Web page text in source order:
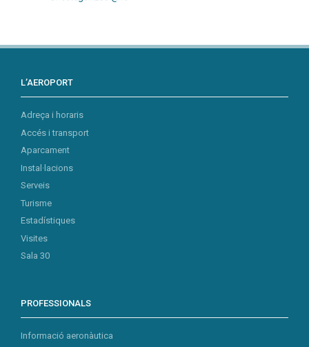
L’AEROPORT
Adreça i horaris
Accés i transport
Aparcament
Instal·lacions
Serveis
Turisme
Estadístiques
Visites
Sala 30
PROFESSIONALS
Informació aeronàutica